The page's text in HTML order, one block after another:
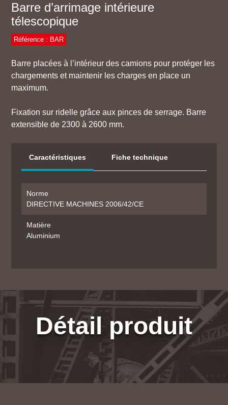
Barre d’arrimage intérieure
télescopique
Référence : BAR
Barre placées à l’intérieur des camions pour protéger les
chargements et maintenir les charges en place un
maximum.
Fixation sur ridelle grâce aux pinces de serrage. Barre
extensible de 2300 à 2600 mm.
Caractéristiques Fiche technique
Norme
DIRECTIVE MACHINES 2006/42/CE
Matière
Aluminium
Détail produit